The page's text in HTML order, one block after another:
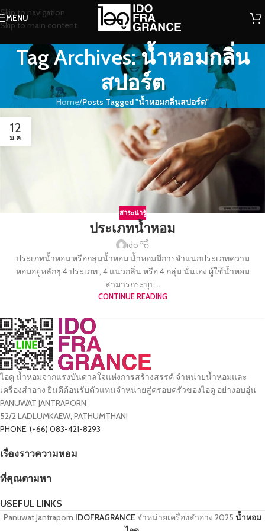
Skip to navigation
Skip to main content
MENU
Tag Archives: น้ำหอมกลิ่น
สปอร์ต
Home/Posts Tagged "น้ำหอมกลิ่นสปอร์ต"
12
ม.ค.
สาระน่ารู้
ประเภทน้ำหอม
ido
ประเภทน้ำหอม หรือกลุ่มน้ำหอม น้ำหอมมีการจำแนกประเภทความ
หอมอยู่หลักๆ 4 ประเภท , 4 แนวกลิ่น หรือ 4 กลุ่ม นั่นเอง ผู้ใช้น้ำหอม
สามารถระบุป...
CONTINUE READING
ไอดู น้ำหอมจากแรงบันดาลใจแห่งการสร้างสรรค์ จำหน่ายน้ำหอมและ
เครื่องสำอาง ยินดีต้อนรับตัวแทนจำหน่ายสู่ครอบครัวของไอดู อย่างอบอุ่น
PANUWAT JANTRAPORN
52/2 LADLUMKAEW, PATHUMTHANI
PHONE: (+66) 083-421-8293
เรื่องราวความหอม
ที่คุณตามหา
USEFUL LINKS
Panuwat Jantraporn IDOFRAGRANCE จำหน่ายเครื่องสำอาง 2025 น้ำหอม